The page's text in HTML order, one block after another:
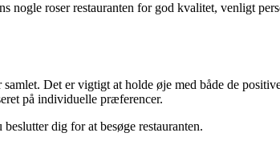
roser restauranten for god kvalitet, venligt
Det er vigtigt at holde øje med både de
på individuelle præferencer.
dig for at besøge restauranten.